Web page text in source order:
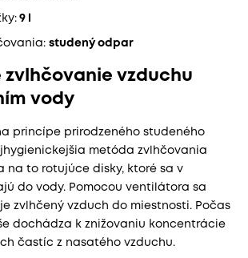
9 l
studený odpar
zvlhčovanie vzduchu
vody
princípe prirodzeného studeného
metóda zvlhčovania
na to rotujúce disky, ktoré sa v
do vody. Pomocou ventilátora sa
zvlhčený vzduch do miestnosti. Počas
dochádza k znižovaniu koncentrácie
častíc z nasatého vzduchu.